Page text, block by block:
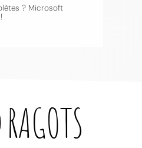
? Microsoft
RAGOTS